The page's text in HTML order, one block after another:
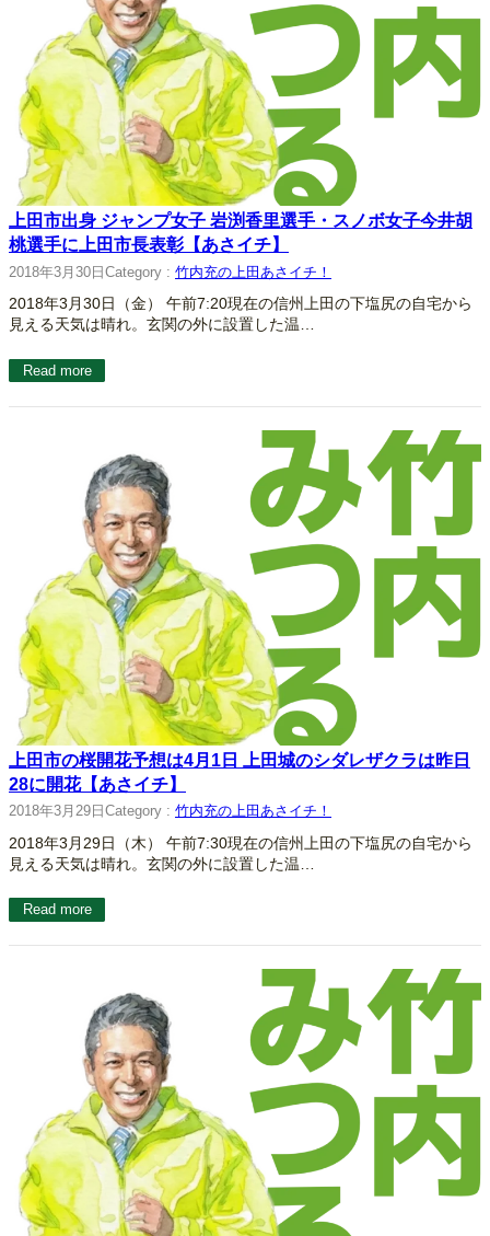
上田市出身 ジャンプ女子 岩渕香里選手・スノボ女子今井胡
桃選手に上田市長表彰【あさイチ】
2018年3月30日 Category : 竹内充の上田あさイチ！
2018年3月30日（金） 午前7:20現在の信州上田の下塩尻の自宅から
見える天気は晴れ。玄関の外に設置した温…
Read more
上田市の桜開花予想は4月1日 上田城のシダレザクラは昨日
28に開花【あさイチ】
2018年3月29日 Category : 竹内充の上田あさイチ！
2018年3月29日（木） 午前7:30現在の信州上田の下塩尻の自宅から
見える天気は晴れ。玄関の外に設置した温…
Read more